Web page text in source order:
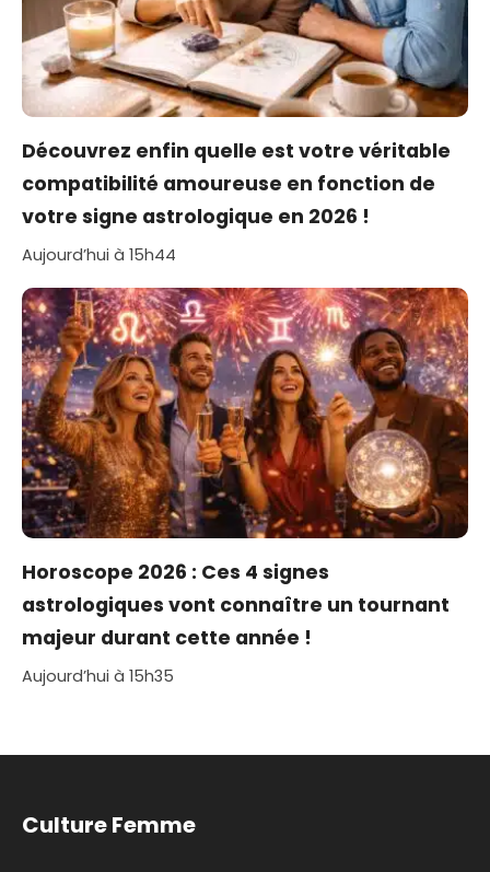
Découvrez enfin quelle est votre véritable
compatibilité amoureuse en fonction de
votre signe astrologique en 2026 !
Aujourd’hui à 15h44
Horoscope 2026 : Ces 4 signes
astrologiques vont connaître un tournant
majeur durant cette année !
Aujourd’hui à 15h35
Culture Femme